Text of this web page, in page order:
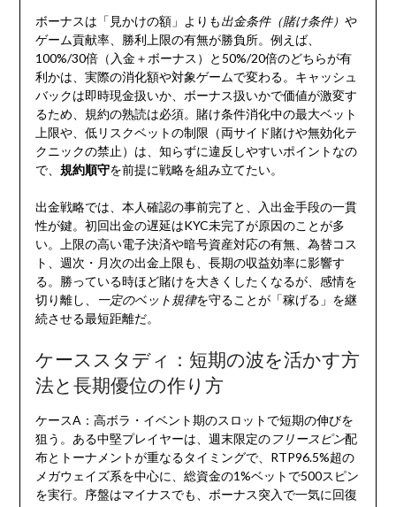
ボーナスは「見かけの額」よりも出金条件（賭け条件） や
ゲーム貢献率、勝利上限の有無が勝負所。例えば、
100%/30倍（入金＋ボーナス）と50%/20倍のどちらが有
利かは、実際の消化額や対象ゲームで変わる。キャッシュ
バックは即時現金扱いか、ボーナス扱いかで価値が激変す
るため、規約の熟読は必須。賭け条件消化中の最大ベット
上限や、低リスクベットの制限（両サイド賭けや無効化テ
クニックの禁止）は、知らずに違反しやすいポイントなの
で、 規約順守を前提に戦略を組み立てたい。
出金戦略では、本人確認の事前完了と、入出金手段の一貫
性が鍵。初回出金の遅延はKYC未完了が原因のことが多
い。上限の高い電子決済や暗号資産対応の有無、為替コス
ト、週次・月次の出金上限も、長期の収益効率に影響す
る。勝っている時ほど賭けを大きくしたくなるが、感情を
切り離し、
一定のベット規律を守ることが「稼げる」を継
続させる最短距離だ。
ケーススタディ：短期の波を活かす方
法と長期優位の作り方
ケースA：高ボラ・イベント期のスロットで短期の伸びを
狙う。ある中堅プレイヤーは、週末限定のフリースピン配
布とトーナメントが重なるタイミングで、RTP96.5%超の
メガウェイズ系を中心に、総資金の1%ベットで500スピン
を実行。序盤はマイナスでも、ボーナス突入で一気に回復